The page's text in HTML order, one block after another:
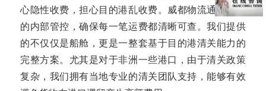
心隐性收费，担心目的港乱收费。威都物流通过严格
的内部管控，确保每一笔运费都清晰可查。我们提供
的不仅仅是船舱，更是一整套基于目的港清关能力的
完整方案。尤其是对于非洲一些港口，由于清关政策
复杂，我们拥有当地专业的清关团队支持，能够有效